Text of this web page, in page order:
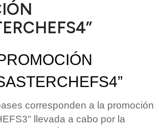
N
”
corresponden a la promoción
llevada a cabo por la